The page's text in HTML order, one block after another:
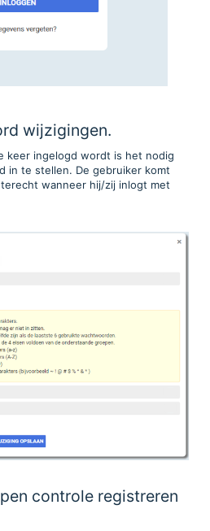
wijzigingen.
keer ingelogd wordt is het nodig
in te stellen. De gebruiker komt
wanneer hij/zij inlogt met
controle registreren